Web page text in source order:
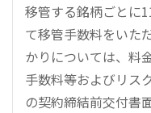
移管する銘柄ごとに
て移管手数料をいた
かりについては、料
手数料等およびリス
の契約締結前交付書